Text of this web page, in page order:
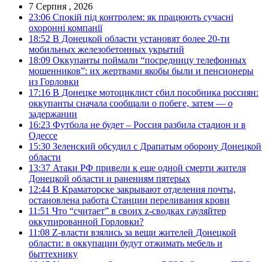
7 Серпня , 2026
23:06 Спокій під контролем: як працюють сучасні
охоронні компанії
18:52 В Донецкой области установят более 20-ти
мобильных железобетонных укрытий
18:09 Оккупанты поймали “посредницу телефонных
мошенников”: их жертвами якобы были и пенсионеры
из Горловки
17:16 В Донецке мотоциклист сбил пособника россиян:
оккупанты сначала сообщали о побеге, затем — о
задержании
16:23 Футбола не будет – Россия разбила стадион и в
Одессе
15:30 Зеленский обсудил с Драпатым оборону Донецкой
области
13:37 Атаки РФ привели к еще одной смерти жителя
Донецкой области и ранениям пятерых
12:44 В Краматорске закрывают отделения почты,
остановлена работа Станции переливания крови
11:51 Что “считает” в своих z-сводках гауляйтер
оккупированной Горловки?
11:08 Z-власти взялись за вещи жителей Донецкой
области: в оккупации будут отжимать мебель и
быттехнику